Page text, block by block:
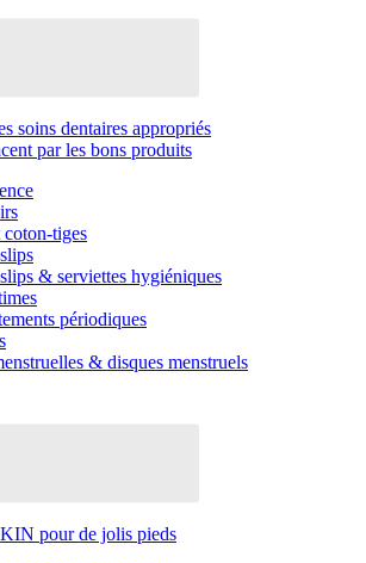
soins dentaires appropriés
par les bons produits
coton-tiges
& serviettes hygiéniques
périodiques
& disques menstruels
pour de jolis pieds